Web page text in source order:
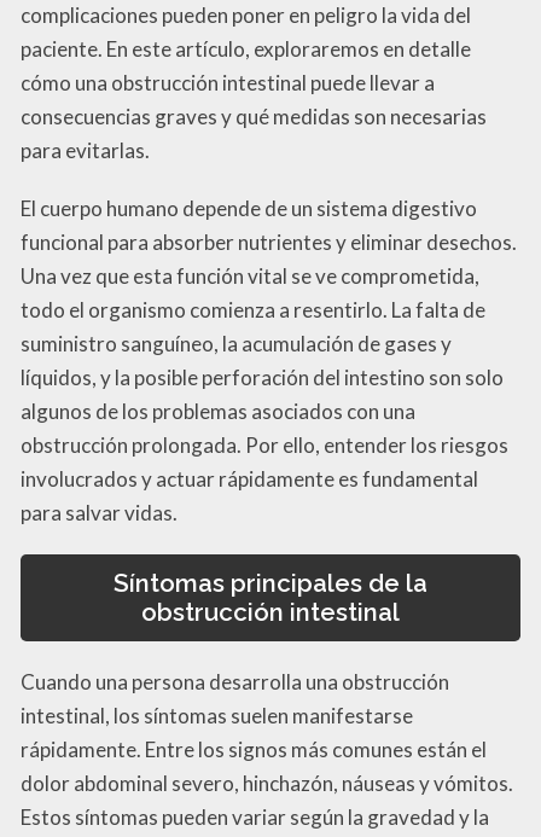
complicaciones pueden poner en peligro la vida del
paciente. En este artículo, exploraremos en detalle
cómo una obstrucción intestinal puede llevar a
consecuencias graves y qué medidas son necesarias
para evitarlas.
El cuerpo humano depende de un sistema digestivo
funcional para absorber nutrientes y eliminar desechos.
Una vez que esta función vital se ve comprometida,
todo el organismo comienza a resentirlo. La falta de
suministro sanguíneo, la acumulación de gases y
líquidos, y la posible perforación del intestino son solo
algunos de los problemas asociados con una
obstrucción prolongada. Por ello, entender los riesgos
involucrados y actuar rápidamente es fundamental
para salvar vidas.
Síntomas principales de la
obstrucción intestinal
Cuando una persona desarrolla una obstrucción
intestinal, los síntomas suelen manifestarse
rápidamente. Entre los signos más comunes están el
dolor abdominal severo, hinchazón, náuseas y vómitos.
Estos síntomas pueden variar según la gravedad y la